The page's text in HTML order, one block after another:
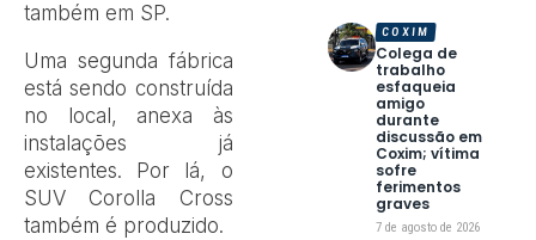
também em SP.
Uma segunda fábrica
está sendo construída
no local, anexa às
instalações já
existentes. Por lá, o
SUV Corolla Cross
também é produzido.
Colega de
trabalho
esfaqueia
amigo
durante
discussão em
Coxim; vítima
sofre
ferimentos
graves
7 de agosto de 2026
COXIM